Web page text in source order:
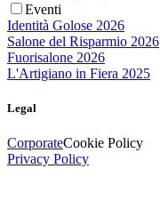
Eventi
Identità Golose 2026
Salone del Risparmio 2026
Fuorisalone 2026
L'Artigiano in Fiera 2025
Legal
CorporateCookie Policy
Privacy Policy